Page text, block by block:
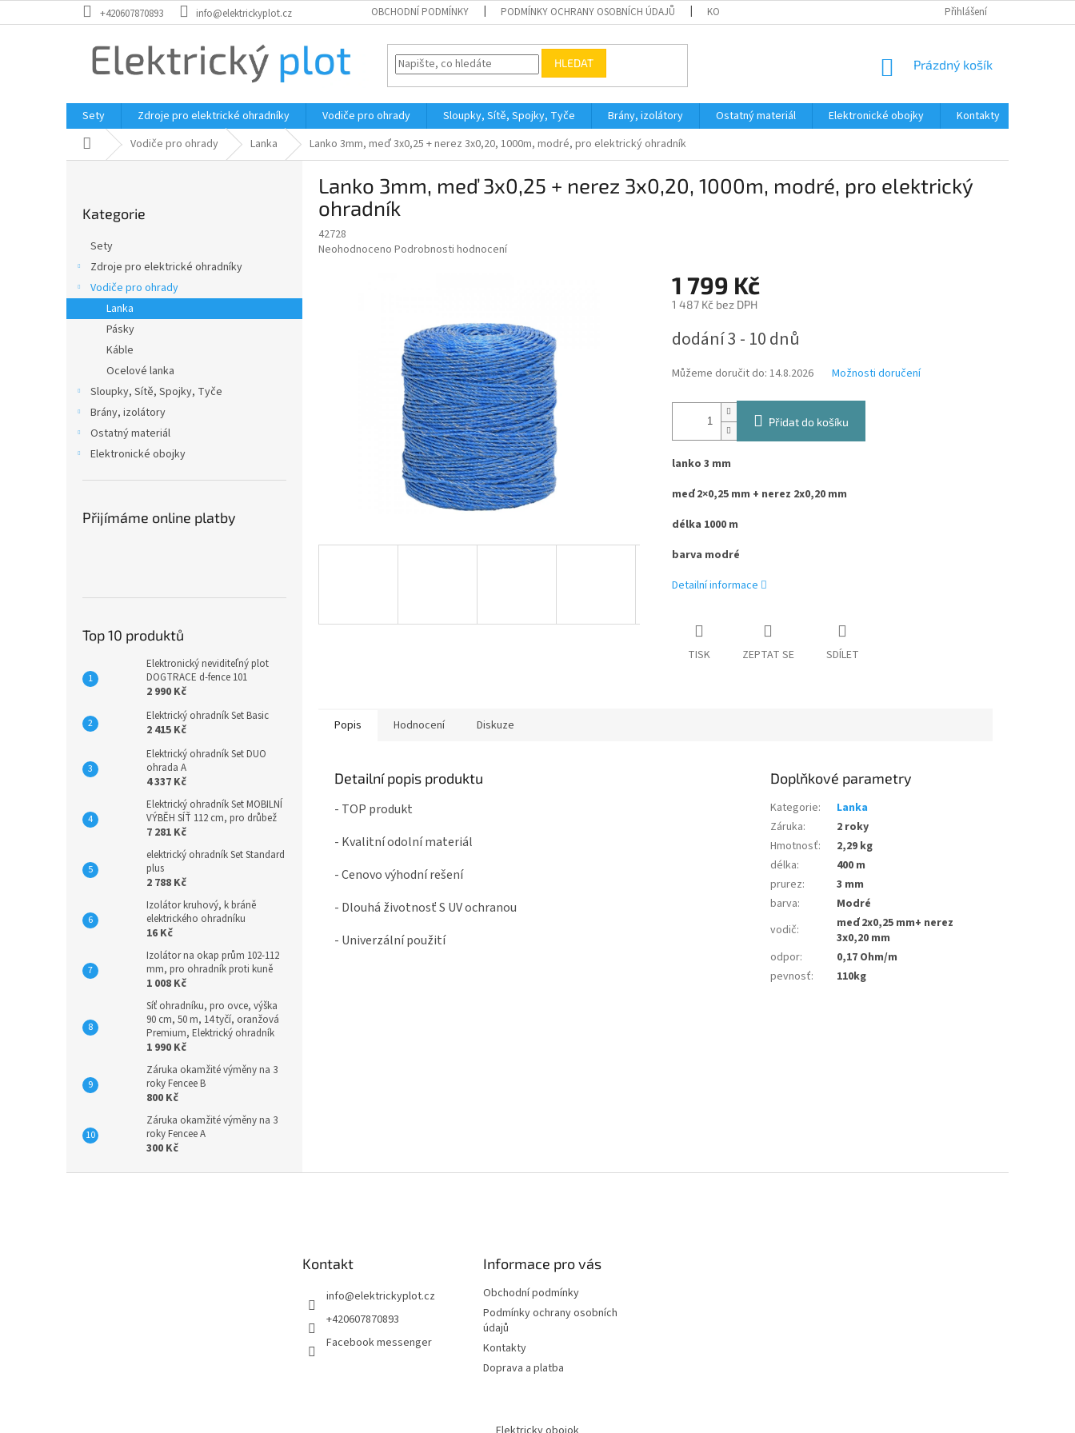
na
+420607870893 info@elektrickyplot.cz OBCHODNÍ PODMÍNKY PODMÍNKY OCHRANY OSOBNÍCH ÚDAJŮ KONTAKTY Přihlášení
HLEDAT
NÁKUPNÍ
Prázdný košík
Sety Zdroje pro elektrické ohradníky Vodiče pro ohrady Sloupky, Sítě, Spojky, Tyče Brány, izolátory Ostatný materiál Elektronické obojky Kontakty
Domů Vodiče pro ohrady Lanka Lanko 3mm, meď 3x0,25 + nerez 3x0,20, 1000m, modré, pro elektrický ohradník
kategorie
Kategorie
Sety
Zdroje pro elektrické ohradníky
Vodiče pro ohrady
Lanka
Pásky
Káble
Ocelové lanka
Sloupky, Sítě, Spojky, Tyče
Brány, izolátory
Ostatný materiál
Elektronické obojky
Přijímáme online platby
Top 10 produktů
Elektronický neviditeľný plot
DOGTRACE d-fence 101
2 990 Kč
Elektrický ohradník Set Basic
2 415 Kč
Elektrický ohradník Set DUO
ohrada A
4 337 Kč
Elektrický ohradník Set MOBILNÍ
VÝBĚH SÍŤ 112 cm, pro drůbež
7 281 Kč
elektrický ohradník Set Standard
plus
2 788 Kč
Izolátor kruhový, k bráně
elektrického ohradníku
16 Kč
Izolátor na okap prům 102-112
mm, pro ohradník proti kuně
1 008 Kč
Síť ohradníku, pro ovce, výška
90 cm, 50 m, 14 tyčí, oranžová
Premium, Elektrický ohradník
1 990 Kč
Záruka okamžité výměny na 3
roky Fencee B
800 Kč
Záruka okamžité výměny na 3
roky Fencee A
300 Kč
Lanko 3mm, meď 3x0,25 + nerez 3x0,20, 1000m, modré, pro elektrický
ohradník
42728
Průměrné
Neohodnoceno Podrobnosti hodnocení
1 799 Kč
1 487 Kč bez DPH
cena:
dodání 3 - 10 dnů
Můžeme doručit do: 14.8.2026 Možnosti doručení
Přidat do košíku
lanko 3 mm
meď 2×0,25 mm + nerez 2x0,20 mm
délka 1000 m
barva modré
Detailní informace
TISK ZEPTAT SE SDÍLET
Popis Hodnocení Diskuze
Detailní popis produktu
- TOP produkt
- Kvalitní odolní materiál
- Cenovo výhodní rešení
- Dlouhá životnosť S UV ochranou
- Univerzální použití
Doplňkové parametry
Kategorie:
Lanka
Záruka:
2 roky
Hmotnosť:
2,29 kg
délka:
400 m
prurez:
3 mm
barva:
Modré
vodič:
meď 2x0,25 mm+ nerez
3x0,20 mm
odpor:
0,17 Ohm/m
pevnosť: 110kg
Kontakt
info@elektrickyplot.cz
+420607870893
Facebook messenger
Informace pro vás
Obchodní podmínky
Podmínky ochrany osobních
údajů
Kontakty
Doprava a platba